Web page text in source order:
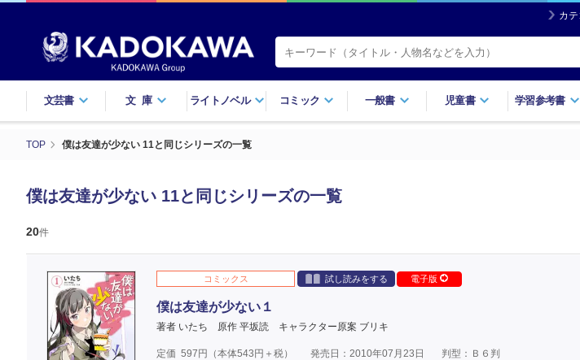
カ
文芸書 文庫 ライトノベル コミック 一般書 児童書 学習参考書
TOP 僕は友達が少ない 11と同じシリーズの一覧
僕は友達が少ない 11と同じシリーズの一覧
20件
コミックス 試し読みをする 電子版
僕は友達が少ない１
著者 いたち 原作 平坂読 キャラクター原案 ブリキ
定価 597円（本体543円＋税） 発売日：2010年07月23日 判型：Ｂ６判